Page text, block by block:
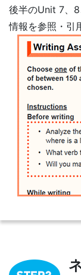
後半のUnit 7、8
情報を参照・引